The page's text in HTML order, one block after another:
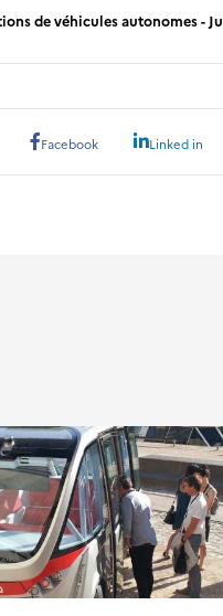
de véhicules autonomes -
Facebook Linked in